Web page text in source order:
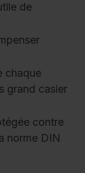
de
chaque
grand casier
contre
norme DIN